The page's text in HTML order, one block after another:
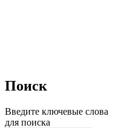
Поиск
Введите ключевые слова
для поиска